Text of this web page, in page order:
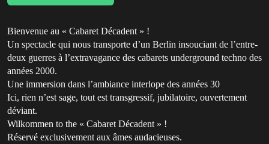
Bienvenue au « Cabaret Décadent » !
Un spectacle qui nous transporte d’un Berlin insouciant de l’entre-
deux guerres à l’extravagance des cabarets underground techno des
années 2000.
Une immersion dans l’ambiance interlope des années 30
Ici, rien n’est sage, tout est transgressif, jubilatoire, ouvertement
déviant.
Wilkommen to the « Cabaret Décadent » !
Réservé exclusivement aux âmes audacieuses.